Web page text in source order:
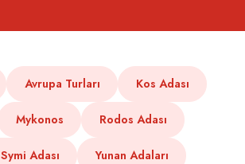
Avrupa Turları Kos Adası
Mykonos Rodos Adası
Symi Adası Yunan Adaları